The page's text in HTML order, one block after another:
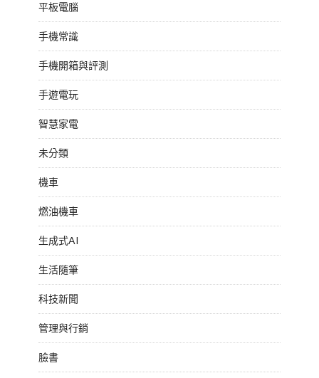
平板電腦
手機常識
手機開箱與評測
手遊電玩
智慧家電
未分類
機車
燃油機車
生成式AI
生活隨筆
科技新聞
管理與行銷
臉書